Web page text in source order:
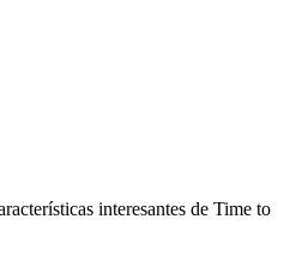
interesantes de Time to